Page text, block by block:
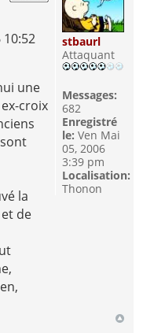
10:52
une
croix
la
de
stbaurl
Attaquant
Messages:
682
Enregistré
le: Ven Mai
05, 2006
3:39 pm
Localisation:
Thonon